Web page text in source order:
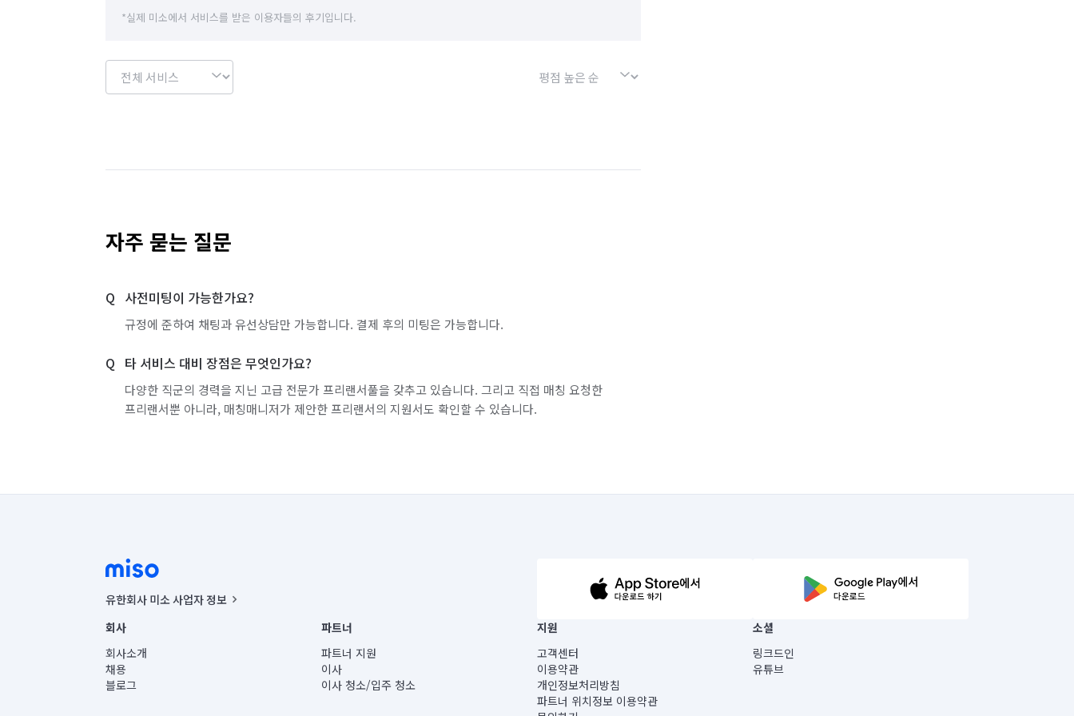
*실제 미소에서 서비스를 받은 이용자들의 후기입니다.
자주 묻는 질문
사전미팅이 가능한가요?
규정에 준하여 채팅과 유선상담만 가능합니다. 결제 후의 미팅은 가능합니다.
타 서비스 대비 장점은 무엇인가요?
다양한 직군의 경력을 지닌 고급 전문가 프리랜서풀을 갖추고 있습니다. 그리고 직접 매칭 요청한
프리랜서뿐 아니라, 매칭매니저가 제안한 프리랜서의 지원서도 확인할 수 있습니다.
유한회사 미소 사업자 정보
사업자등록번호 : 291-87-00271 | 인허가번호 : 2016-3220163-14-5-00019 |
통신판매신고번호 : 2024-서울종로-1400(공정거래위원회 정보) |
대표이사 : CHING VICTOR COLUMBIA RHEE
주소 | 본사: 서울특별시 종로구 율곡로 6(중학동, 트윈트리빌딩) B동 5층
컨택센터 : 서울특별시 종로구 수송동 율곡로 24, 7층, 8층 미소
회사
회사소개
채용
블로그
파트너
파트너 지원
이사
이사 청소/입주 청소
지원
고객센터
이용약관
개인정보처리방침
파트너 위치정보 이용약관
소셜
링크드인
유튜브